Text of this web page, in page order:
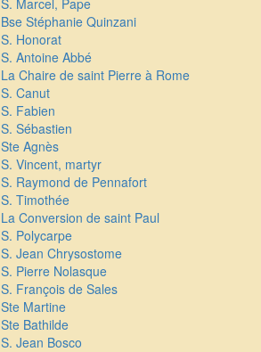
S. Marcel, Pape
Bse Stéphanie Quinzani
S. Honorat
S. Antoine Abbé
La Chaire de saint Pierre à Rome
S. Canut
S. Fabien
S. Sébastien
Ste Agnès
S. Vincent, martyr
S. Raymond de Pennafort
S. Timothée
La Conversion de saint Paul
S. Polycarpe
S. Jean Chrysostome
S. Pierre Nolasque
S. François de Sales
Ste Martine
Ste Bathilde
S. Jean Bosco